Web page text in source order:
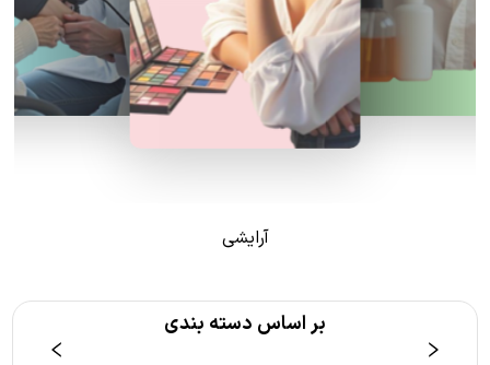
آرایشی
بر اساس دسته بندی